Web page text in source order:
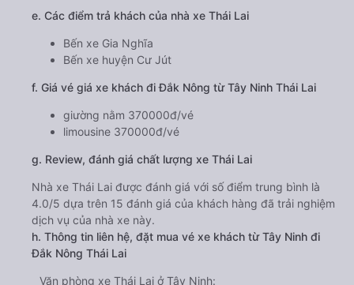
e. Các điểm trả khách của nhà xe Thái Lai
Bến xe Gia Nghĩa
Bến xe huyện Cư Jút
f. Giá vé giá xe khách đi Đắk Nông từ Tây Ninh Thái Lai
giường nằm 370000đ/vé
limousine 370000đ/vé
g. Review, đánh giá chất lượng xe Thái Lai
Nhà xe Thái Lai được đánh giá với số điểm trung bình là
4.0/5 dựa trên 15 đánh giá của khách hàng đã trải nghiệm
dịch vụ của nhà xe này.
h. Thông tin liên hệ, đặt mua vé xe khách từ Tây Ninh đi
Đắk Nông Thái Lai
Văn phòng xe Thái Lai ở Tây Ninh: